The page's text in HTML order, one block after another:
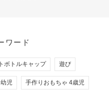
ワード
ボトルキャップ 遊び
幼児 手作りおもちゃ 4歳児